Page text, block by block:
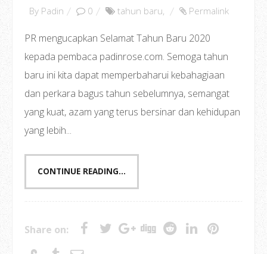
By Padin 0 tahun baru, Permalink
PR mengucapkan Selamat Tahun Baru 2020
kepada pembaca padinrose.com. Semoga tahun
baru ini kita dapat memperbaharui kebahagiaan
dan perkara bagus tahun sebelumnya, semangat
yang kuat, azam yang terus bersinar dan kehidupan
yang lebih...
CONTINUE READING...
Share on: